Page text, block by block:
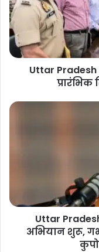
मामले
में
एसआईटी
ने
प्रारंभिक
को
Uttar
प्रारंभिक
Uttar
अभियान
गर्भावस्था
Uttar
अभियान शुरू,